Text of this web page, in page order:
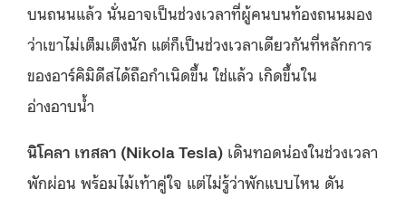
บนถนนแล้ว นั่นอาจเป็นช่วงเวลาที่ผู้คนบนท้องถนนมอง
ว่าเขาไม่เต็มเต็งนัก แต่ก็เป็นช่วงเวลาเดียวกันที่หลักการ
ของอาร์คิมิดีสได้ถือกำเนิดขึ้น ใช่แล้ว เกิดขึ้นใน
อ่างอาบน้ำ
นิโคลา เทสลา (Nikola Tesla) เดินทอดน่องในช่วงเวลา
พักผ่อน พร้อมไม้เท้าคู่ใจ แต่ไม่รู้ว่าพักแบบไหน ดัน